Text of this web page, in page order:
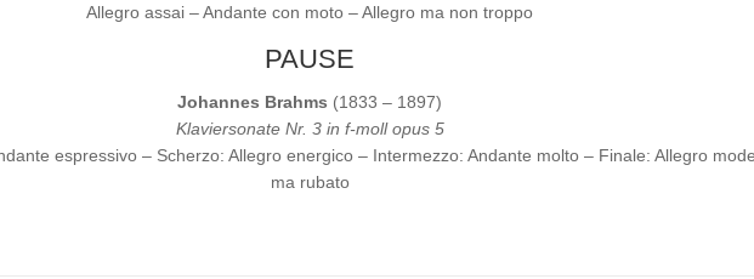
Allegro assai – Andante con moto – Allegro ma non troppo
PAUSE
Johannes Brahms (1833 – 1897)
Klaviersonate Nr. 3 in f-moll opus 5
espressivo – Scherzo: Allegro energico – Intermezzo: Andante molto – Finale: Allegro
ma rubato